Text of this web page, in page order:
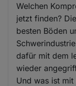
Welchen
jetzt finden?
besten Böden
dafür mit dem
wieder
Und was ist